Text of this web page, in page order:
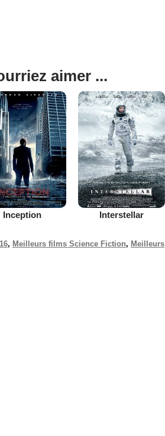
aimer ...
Inception Interstellar
, Meilleurs films Science Fiction, Meilleurs